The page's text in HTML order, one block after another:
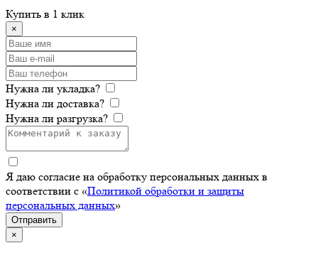
Купить в 1 клик
×
Нужна ли укладка?
Нужна ли доставка?
Нужна ли разгрузка?
Я даю согласие на обработку персональных данных в
соответствии с «Политикой обработки и защиты
персональных данных»
Отправить
×